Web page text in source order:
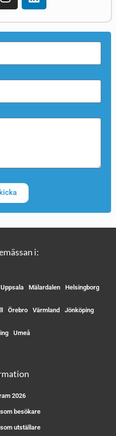
i:
Uppsala Mälardalen Helsingborg
Örebro Värmland Jönköping
Umeå
2026
besökare
utställare